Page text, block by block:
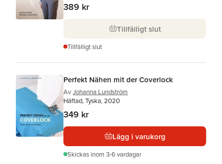
389 kr
Tillfälligt slut
Tillfälligt slut
Perfekt Nähen mit der Coverlock
Av Johanna Lundström
Häftad, Tyska, 2020
349 kr
Lägg i varukorg
Skickas inom 3-6 vardagar